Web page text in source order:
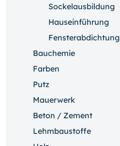
Sockelausbildung
Hauseinführung
Fensterabdichtung
Bauchemie
Farben
Putz
Mauerwerk
Beton / Zement
Lehmbaustoffe